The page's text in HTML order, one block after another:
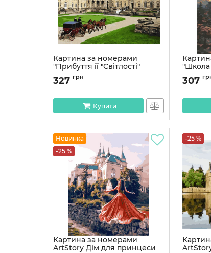
Картина за номерами
"Прибуття її "Світлості"
KHO8754, 40х50 см
Артикул:
327 грн
Купити
"Школа
11074-
Артикул:
307
Новинка
-25 %
Картина за номерами
ArtStory Дім для принцеси
-25 %